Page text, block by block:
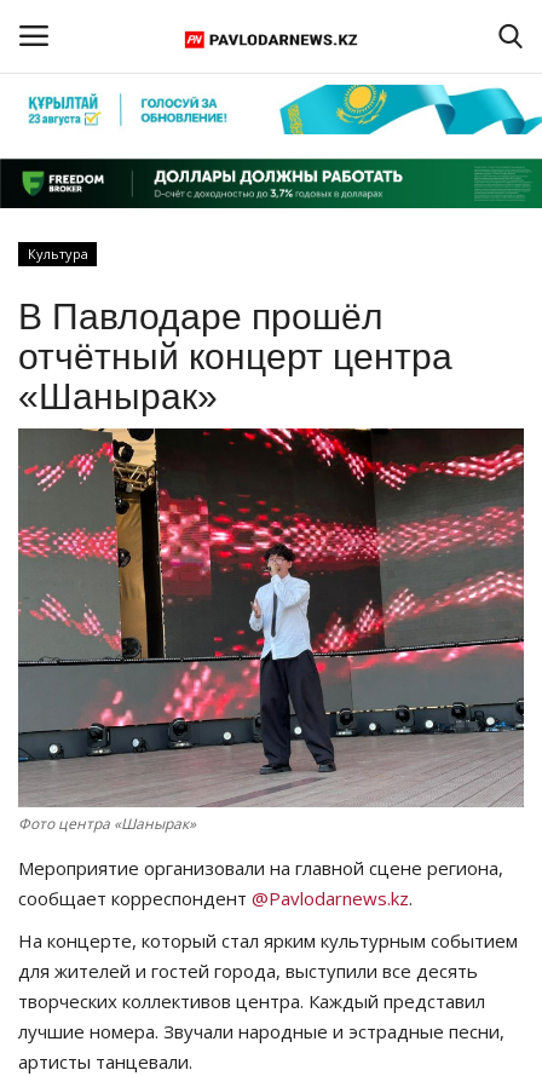
Регистрация
Главная
ПАВЛОДАРСКАЯ ОБЛАСТЬ
КАЗАХСТАН
МИР
СПЕЦПРОЕКТЫ
Чек-лист
РАЗВЛЕЧЕНИЯ
OFFICIAL
Курултай
Язык
Қазақша Русский
Культура
В Павлодаре прошёл
отчётный концерт центра
«Шанырак»
Фото центра «Шанырак»
Мероприятие организовали на главной сцене региона,
сообщает корреспондент @Pavlodarnews.kz.
На концерте, который стал ярким культурным событием
для жителей и гостей города, выступили все десять
творческих коллективов центра. Каждый представил
лучшие номера. Звучали народные и эстрадные песни,
артисты танцевали.